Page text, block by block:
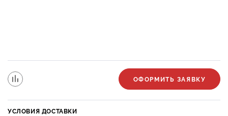
ОФОРМИТЬ ЗАЯВКУ
УСЛОВИЯ ДОСТАВКИ